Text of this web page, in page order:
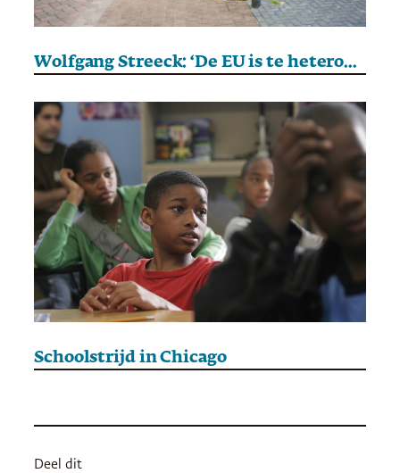
Wolfgang Streeck: ‘De EU is te heterogeen om top-down bestuurd te worden’
Schoolstrijd in Chicago
Deel dit